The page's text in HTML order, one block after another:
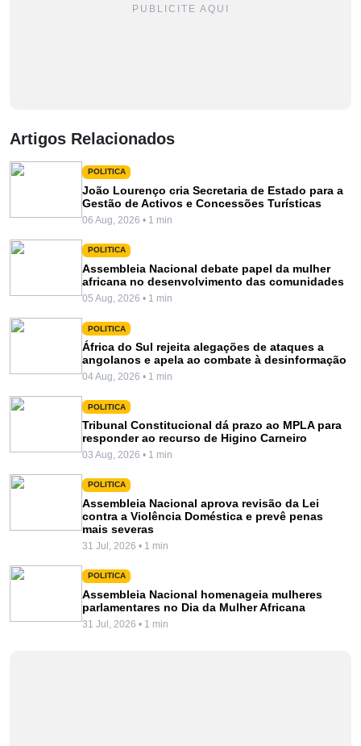
PUBLICITE AQUI
Artigos Relacionados
POLITICA
João Lourenço cria Secretaria de Estado para a
Gestão de Activos e Concessões Turísticas
06 Aug, 2026 • 1 min
POLITICA
Assembleia Nacional debate papel da mulher
africana no desenvolvimento das comunidades
05 Aug, 2026 • 1 min
POLITICA
África do Sul rejeita alegações de ataques a
angolanos e apela ao combate à desinformação
04 Aug, 2026 • 1 min
POLITICA
Tribunal Constitucional dá prazo ao MPLA para
responder ao recurso de Higino Carneiro
03 Aug, 2026 • 1 min
POLITICA
Assembleia Nacional aprova revisão da Lei
contra a Violência Doméstica e prevê penas
mais severas
31 Jul, 2026 • 1 min
POLITICA
Assembleia Nacional homenageia mulheres
parlamentares no Dia da Mulher Africana
31 Jul, 2026 • 1 min